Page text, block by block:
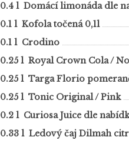
0.4 l Domácí limonáda dle
0.1 l Kofola točená 0,1l
0.1 l Crodino
0.25 l Royal Crown Cola /
0.25 l Targa Florio
0.25 l Tonic Original / Pink
0.2 l Curiosa Juice dle
0.33 l Ledový čaj Dilmah